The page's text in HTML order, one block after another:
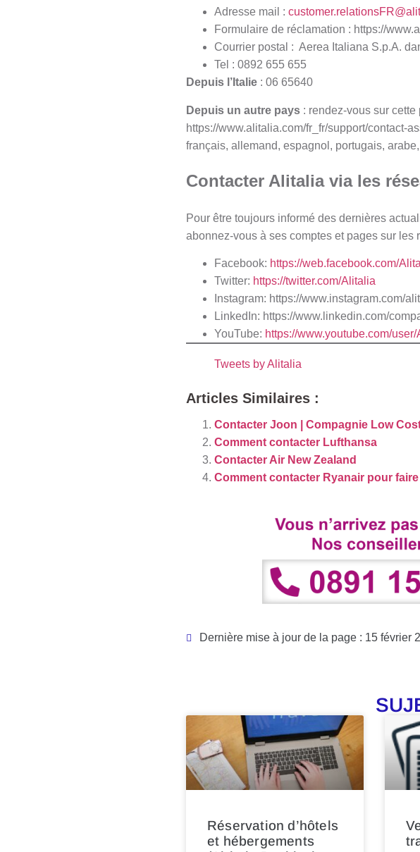
Adresse mail :
Formulaire de réclamation : https://
Courrier postal : Aerea Italiana S.p.A.
Tel : 0892 655 655
Depuis l’Italie : 06 65640
Depuis un autre pays : rendez-vous sur
https://www.alitalia.com/fr_fr/support/contact-
français, allemand, espagnol, portugais,
Contacter Alitalia via les
Pour être toujours informé des dernières
abonnez-vous à ses comptes et pages sur les
Facebook: https://web.facebook.com/
Twitter: https://twitter.com/Alitalia
Instagram: https://www.instagram.com/
LinkedIn: https://www.linkedin.com/
YouTube: https://www.youtube.com/user/
Tweets by Alitalia
Articles Similaires :
Contacter Joon | Compagnie Low
Comment contacter Lufthansa
Contacter Air New Zealand
Comment contacter Ryanair pour
Dernière mise à jour de la page : 15 février
Réservation d’hôtels
et hébergements